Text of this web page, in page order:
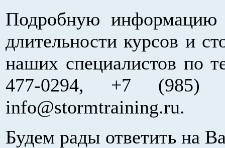
Подробную информацию
длительности курсов и
наших специалистов по
477-0294, +7 (985)
info@stormtraining.ru.
Будем рады ответить на